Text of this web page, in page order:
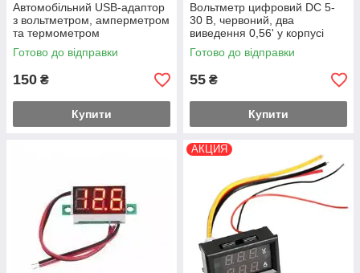
Автомобільний USB-адаптор
з вольтметром, амперметром
та термометром
Готово до відправки
150 ₴
Купити
Вольтметр цифровий DC 5-
30 В, червоний, два
виведення 0,56' у корпусі
Готово до відправки
55 ₴
Купити
АКЦИЯ